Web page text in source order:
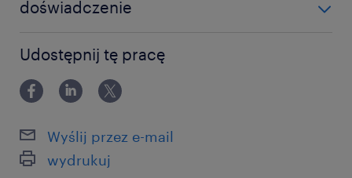
doświadczenie
Udostępnij tę pracę
Wyślij przez e-mail
wydrukuj